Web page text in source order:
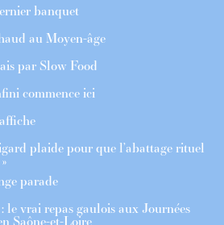
banquet
au Moyen-âge
par Slow Food
commence ici
plaide pour que l’abattage rituel
parade
le vrai repas gaulois aux Journées
Saône-et-Loire